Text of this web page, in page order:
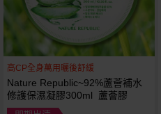
高CP全身萬用曬後舒緩
Nature Republic~92%蘆薈補水
修護保濕凝膠300ml 蘆薈膠